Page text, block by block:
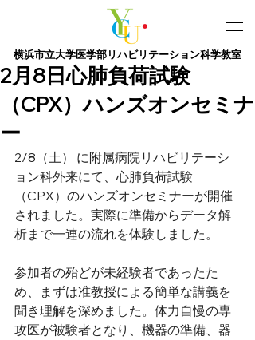
横浜市立大学医学部​リハビリテーション科学教室
2月8日心肺負荷試験
（CPX）ハンズオンセミナ
ー
2/8（土） に附属病院リハビリテーシ
ョン科外来にて、心肺負荷試験
（CPX）のハンズオンセミナーが開催
されました。実際に準備からデータ解
析まで一連の流れを体験しました。
参加者の殆どが未経験者であったた
め、まずは准教授による簡単な講義を
聞き理解を深めました。体力自慢の専
攻医が被験者となり、機器の準備、器